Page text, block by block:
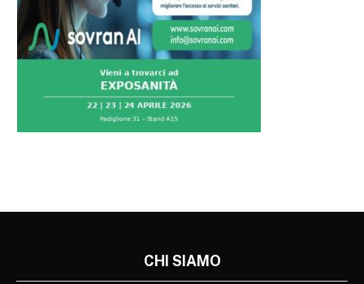
CHI SIAMO